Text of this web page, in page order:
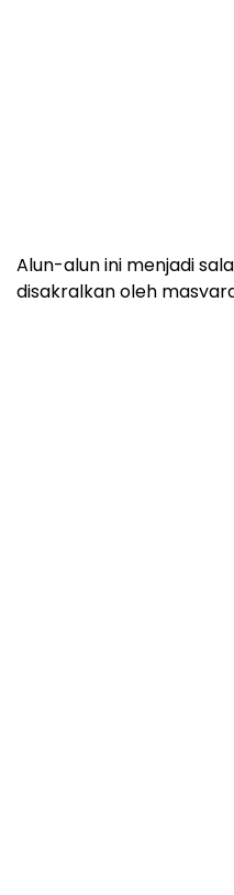
Alun-alun ini menjadi
disakralkan oleh